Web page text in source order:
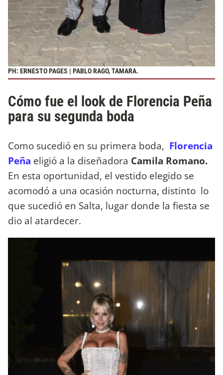
PH: ERNESTO PAGES | PABLO RAGO, TAMARA.
Cómo fue el look de Florencia Peña
para su segunda boda
Como sucedió en su primera boda, Florencia
Peña eligió a la diseñadora Camila Romano.
En esta oportunidad, el vestido elegido se
acomodó a una ocasión nocturna, distinto lo
que sucedió en Salta, lugar donde la fiesta se
dio al atardecer.